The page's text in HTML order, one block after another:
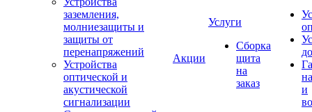
заземления,
молниезащиты и
защиты от
перенапряжений
Устройства
оптической и
акустической
сигнализации
Акции
Услуги
Сборка
щита
на
заказ
и